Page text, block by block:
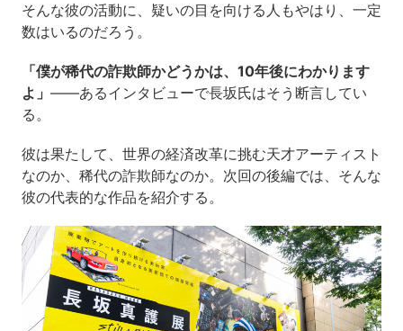
そんな彼の活動に、疑いの目を向ける人もやはり、一定
数はいるのだろう。
「僕が稀代の詐欺師かどうかは、10年後にわかります
よ」 ――あるインタビューで長坂氏はそう断言してい
る。
彼は果たして、世界の経済改革に挑む天才アーティスト
なのか、稀代の詐欺師なのか。次回の後編では、そんな
彼の代表的な作品を紹介する。